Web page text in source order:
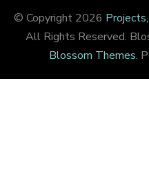
© Copyright 2026
All Rights Reserved.
Blossom Themes.